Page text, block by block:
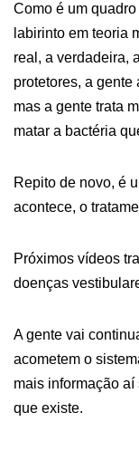
Como é um
labirinto em teoria
real, a verdadeira,
protetores, a
mas a gente trata
matar a bactéria
Repito de novo, é
acontece, o
Próximos vídeos
doenças
A gente vai
acometem o
mais informação
que existe.